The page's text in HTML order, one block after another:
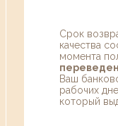
Срок
качества
момента
Ваш
рабочих
который